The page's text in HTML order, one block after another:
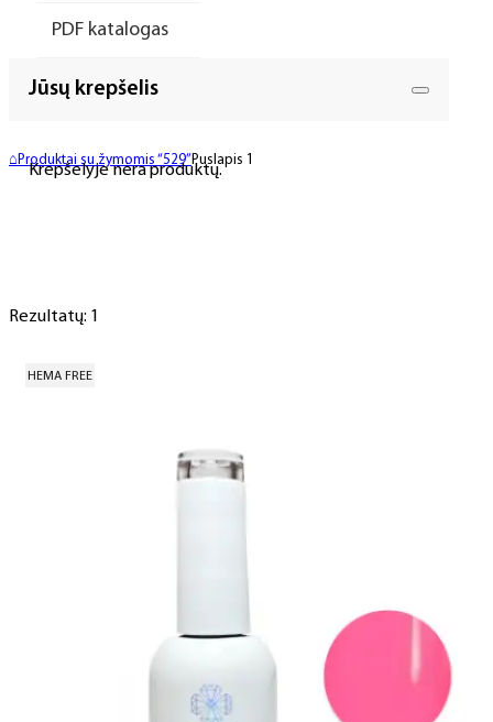
PDF katalogas
Jūsų krepšelis
Krepšelyje nėra produktų.
⌂ Produktai su žymomis “529” Puslapis 1
Rezultatų: 1
HEMA FREE